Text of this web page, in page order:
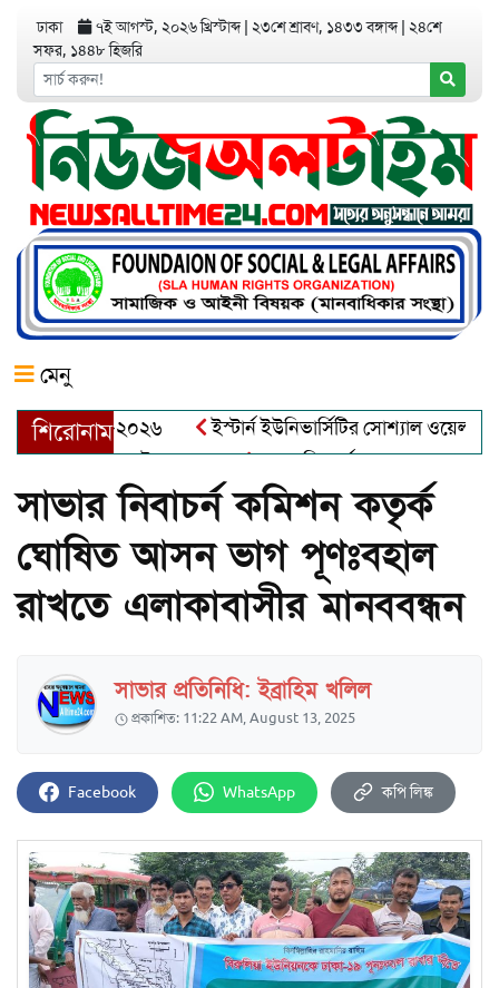
ঢাকা ৭ই আগস্ট, ২০২৬ খ্রিস্টাব্দ ২৩শে শ্রাবণ, ১৪৩৩ বঙ্গাব্দ ২৪শে
সফর, ১৪৪৮ হিজরি
মেনু
শিরোনাম
অ্যাওয়ার্ড–২০২৬
ইস্টার্ন ইউনিভার্সিটির সোশ্যাল ওয়েলফেয়ার
খালেক এর ইন্তেকাল
আত্মশুদ্ধি অর্জন ও অশুভকে বর্জন করে
সাভার নিবাচর্ন কমিশন কতৃর্ক
ঘোষিত আসন ভাগ পূণঃবহাল
রাখতে এলাকাবাসীর মানববন্ধন
সাভার প্রতিনিধি: ইব্রাহিম খলিল
প্রকাশিত: 11:22 AM, August 13, 2025
Facebook WhatsApp কপি লিঙ্ক